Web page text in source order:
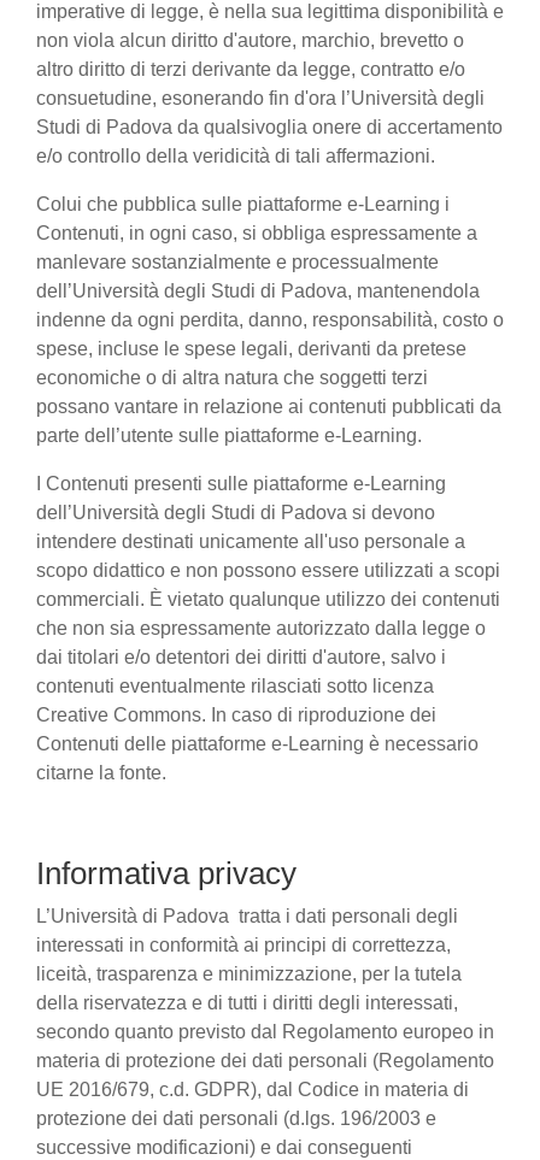
imperative di legge, è nella sua legittima disponibilità e
non viola alcun diritto d'autore, marchio, brevetto o
altro diritto di terzi derivante da legge, contratto e/o
consuetudine, esonerando fin d'ora l’Università degli
Studi di Padova da qualsivoglia onere di accertamento
e/o controllo della veridicità di tali affermazioni.
Colui che pubblica sulle piattaforme e-Learning i
Contenuti, in ogni caso, si obbliga espressamente a
manlevare sostanzialmente e processualmente
dell’Università degli Studi di Padova, mantenendola
indenne da ogni perdita, danno, responsabilità, costo o
spese, incluse le spese legali, derivanti da pretese
economiche o di altra natura che soggetti terzi
possano vantare in relazione ai contenuti pubblicati da
parte dell’utente sulle piattaforme e-Learning.
I Contenuti presenti sulle piattaforme e-Learning
dell’Università degli Studi di Padova si devono
intendere destinati unicamente all'uso personale a
scopo didattico e non possono essere utilizzati a scopi
commerciali. È vietato qualunque utilizzo dei contenuti
che non sia espressamente autorizzato dalla legge o
dai titolari e/o detentori dei diritti d'autore, salvo i
contenuti eventualmente rilasciati sotto licenza
Creative Commons. In caso di riproduzione dei
Contenuti delle piattaforme e-Learning è necessario
citarne la fonte.
Informativa privacy
L’Università di Padova tratta i dati personali degli
interessati in conformità ai principi di correttezza,
liceità, trasparenza e minimizzazione, per la tutela
della riservatezza e di tutti i diritti degli interessati,
secondo quanto previsto dal Regolamento europeo in
materia di protezione dei dati personali (Regolamento
UE 2016/679, c.d. GDPR), dal Codice in materia di
protezione dei dati personali (d.lgs. 196/2003 e
successive modificazioni) e dai conseguenti